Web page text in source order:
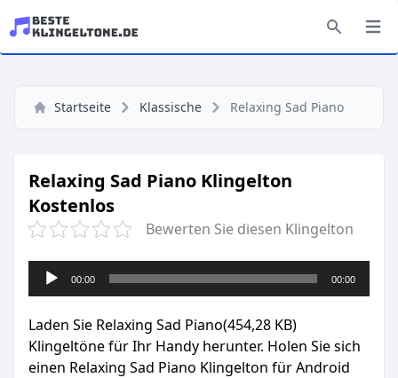
Startseite Klassische Relaxing Sad Piano
Relaxing Sad Piano Klingelton
Kostenlos
Bewerten Sie diesen Klingelton
Audio-
Player
00:00 00:00
Laden Sie Relaxing Sad Piano(454,28 KB)
Klingeltöne für Ihr Handy herunter. Holen Sie sich
einen Relaxing Sad Piano Klingelton für Android